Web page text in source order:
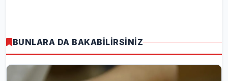
BUNLARA DA BAKABİLİRSİNİZ